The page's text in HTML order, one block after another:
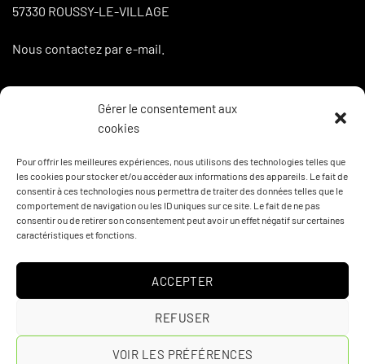
Gérer le consentement aux
cookies
Pour offrir les meilleures expériences, nous utilisons des technologies telles que
les cookies pour stocker et/ou accéder aux informations des appareils. Le fait de
consentir à ces technologies nous permettra de traiter des données telles que le
comportement de navigation ou les ID uniques sur ce site. Le fait de ne pas
consentir ou de retirer son consentement peut avoir un effet négatif sur certaines
caractéristiques et fonctions.
ACCEPTER
REFUSER
VOIR LES PRÉFÉRENCES
57330 ROUSSY-LE-VILLAGE
Nous contactez par e-mail.
Boutique
Mon compte
Panier
PayPal Stripe